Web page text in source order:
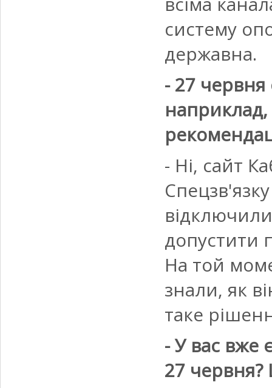
систему
державна.
- 27
- Ні, сайт
допустити
На той
знали, як
таке
- У вас вже
27 червня?